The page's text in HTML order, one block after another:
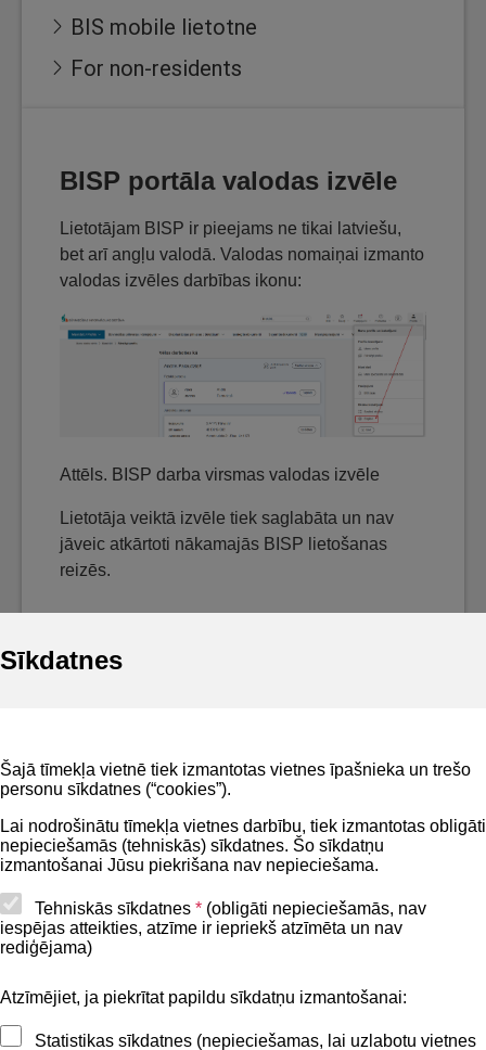
Sīkdatnes
Šajā tīmekļa vietnē tiek izmantotas vietnes īpašnieka un trešo
personu sīkdatnes (“cookies”).
Lai nodrošinātu tīmekļa vietnes darbību, tiek izmantotas obligāti
nepieciešamās (tehniskās) sīkdatnes. Šo sīkdatņu
izmantošanai Jūsu piekrišana nav nepieciešama.
Tehniskās sīkdatnes * (obligāti nepieciešamās, nav
iespējas atteikties, atzīme ir iepriekš atzīmēta un nav
rediģējama)
Atzīmējiet, ja piekrītat papildu sīkdatņu izmantošanai:
Statistikas sīkdatnes (nepieciešamas, lai uzlabotu vietnes
BIS mobile lietotne
For non-residents
BISP portāla valodas izvēle
Lietotājam BISP ir pieejams ne tikai latviešu,
bet arī angļu valodā. Valodas nomaiņai izmanto
valodas izvēles darbības ikonu:
Attēls. BISP darba virsmas valodas izvēle
Lietotāja veiktā izvēle tiek saglabāta un nav
jāveic atkārtoti nākamajās BISP lietošanas
reizēs.
Privātuma politika
Lapas karte
Piekļūstamības paziņojums
Kontakti